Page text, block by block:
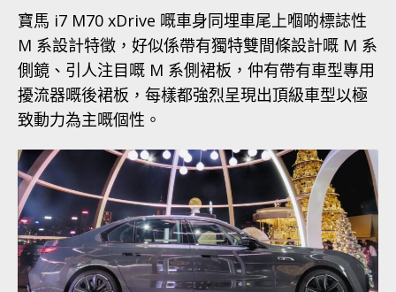
寶馬 i7 M70 xDrive 嘅車身同埋車尾上嗰啲標誌性
M 系設計特徵，好似係帶有獨特雙間條設計嘅 M 系
側鏡、引人注目嘅 M 系側裙板，仲有帶有車型專用
擾流器嘅後裙板，每樣都強烈呈現出頂級車型以極
致動力為主嘅個性。